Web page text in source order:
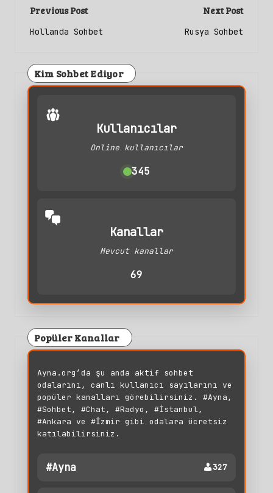
Post
navigation
Previous Post
Hollanda Sohbet
Next Post
Rusya Sohbet
Kim Sohbet Ediyor
Kullanıcılar
Online kullanıcılar
345
Kanallar
Mevcut kanallar
69
Popüler Kanallar
Ayna.org’da şu anda aktif sohbet
odalarını, canlı kullanıcı sayılarını ve
popüler kanalları görebilirsiniz. #Ayna,
#Sohbet, #Chat, #Radyo, #İstanbul,
#Ankara ve #İzmir gibi odalara ücretsiz
katılabilirsiniz.
#ayna 327